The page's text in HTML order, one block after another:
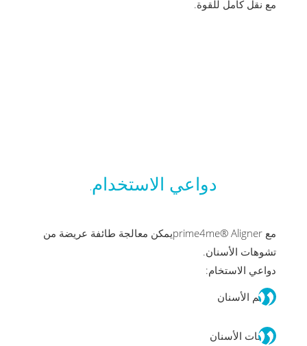
مع نقل كامل للقوة.
دواعي الاستخدام.
مع prime4me® Alignerيمكن معالجة طائفة عريضة من
تشوهات الأسنان.
دواعي الاستخام:
تزاحم الأسنان
فراغات الأسنان